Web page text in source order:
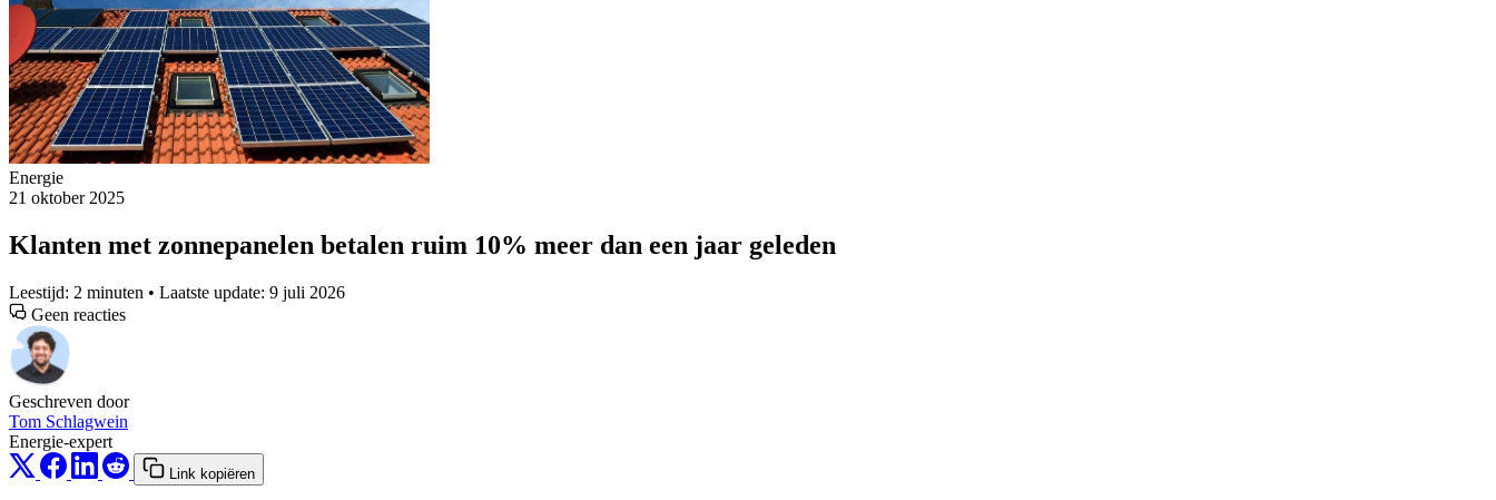
Energie
21 oktober 2025
Klanten met zonnepanelen betalen ruim 10% meer dan een jaar geleden
Leestijd: 2 minuten • Laatste update: 9 juli 2026
Geen reacties
Geschreven door
Tom Schlagwein
Energie-expert
Link kopiëren